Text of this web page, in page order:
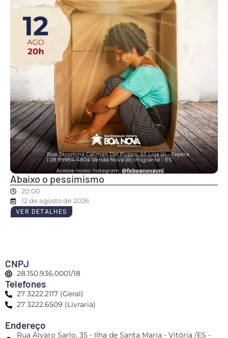
Abaixo o pessimismo
20:00
12 de agosto de 2026
VER DETALHES
CNPJ
28.150.936.0001/18
Telefones
27 3222.2117 (Geral)
27 3222.6509 (Livraria)
Endereço
Rua Álvaro Sarlo, 35 - Ilha de Santa Maria - Vitória /ES -